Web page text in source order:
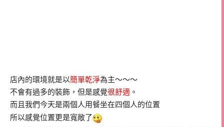
店內的環境就是以簡單乾淨為主～～～
不會有過多的裝飾，但是感覺很舒適 。
而且我們今天是兩個人用餐坐在四個人的位置
所以感覺位置更是寬敞了